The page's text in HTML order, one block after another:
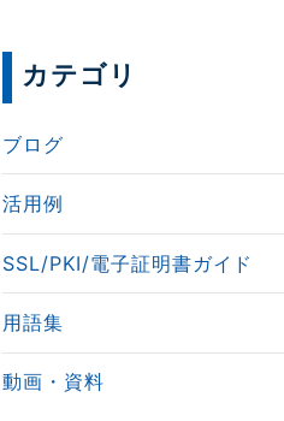
カテゴリ
ブログ
活用例
SSL/PKI/電子証明書ガイド
用語集
動画・資料